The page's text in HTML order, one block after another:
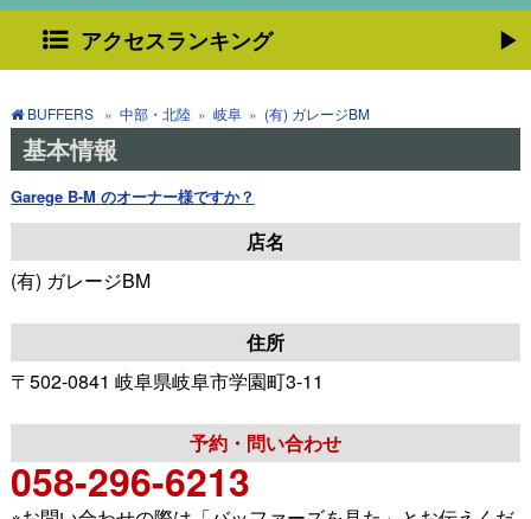
アクセスランキング
BUFFERS » 中部・北陸 » 岐阜 » (有) ガレージBM
基本情報
Garege B-M のオーナー様ですか？
店名
(有) ガレージBM
住所
〒502-0841 岐阜県岐阜市学園町3-11
予約・問い合わせ
058-296-6213